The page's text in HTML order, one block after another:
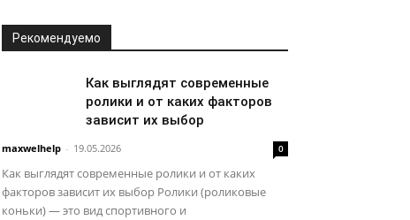
Рекомендуемо
Как выглядят современные
ролики и от каких факторов
зависит их выбор
maxwelhelp - 19.05.2026 0
Как выглядят современные ролики и от каких
факторов зависит их выбор Ролики (роликовые
коньки) — это вид спортивного и